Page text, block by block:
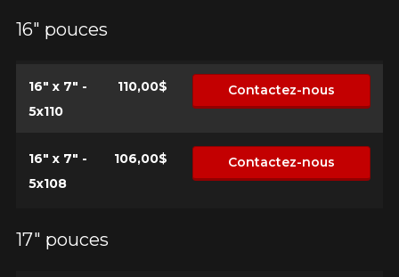
16" pouces
16" x 7" -
5x110
110,00$ Contactez-nous
16" x 7" -
5x108
106,00$ Contactez-nous
17" pouces